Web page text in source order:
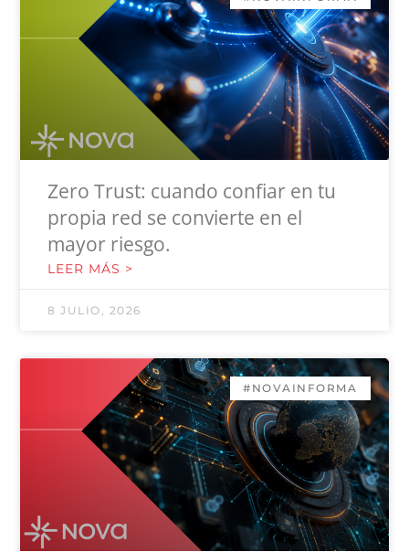
Zero Trust: cuando confiar en tu
propia red se convierte en el
mayor riesgo.
LEER MÁS >
8 JULIO, 2026
#NOVAINFORMA